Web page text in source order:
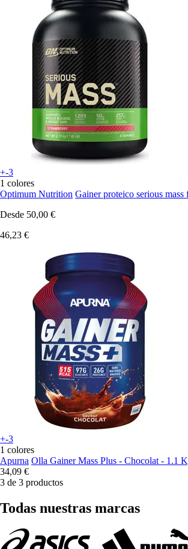
+-3
1 colores
Optimum Nutrition Gainer proteico serious mass
Desde 50,00 €
46,23 €
+-3
1 colores
Apurna Olla Gainer Mass Plus - Chocolat - 1.1
34,09 €
3 de 3 productos
Todas nuestras marcas